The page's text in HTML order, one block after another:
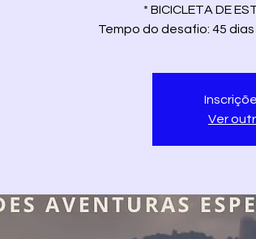
* BICICLETA DE
Ver